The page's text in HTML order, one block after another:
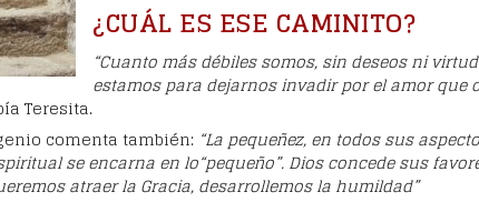
¿CUÁL ES ESE CAMINITO?
“Cuanto más débiles somos, sin deseos ni
estamos para dejarnos invadir por el amor que
Teresita.
comenta también: “La pequeñez, en todos sus
se encarna en lo“pequeño”. Dios concede sus
atraer la Gracia, desarrollemos la humildad”